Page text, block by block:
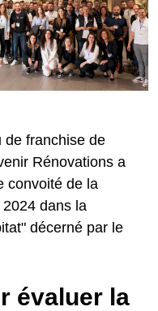
de franchise de
Rénovations a
convoité de la
dans la
décerné par le
évaluer la